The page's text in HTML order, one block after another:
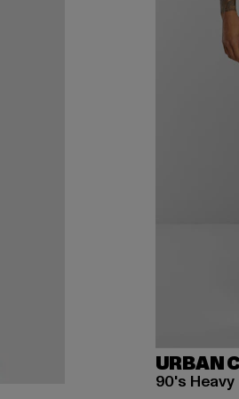
URBAN
90's Heavy